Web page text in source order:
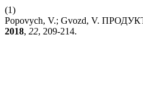
(1)
Popovych, V.; Gvozd, V.
2018, 22, 209-214.